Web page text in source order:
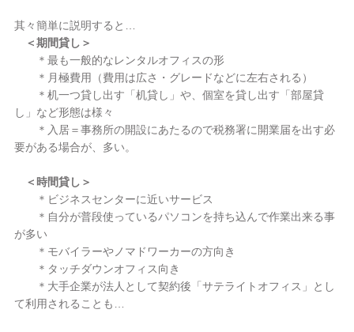
其々簡単に説明すると…
＜期間貸し＞
＊最も一般的なレンタルオフィスの形
＊月極費用（費用は広さ・グレードなどに左右される）
＊机一つ貸し出す「机貸し」や、個室を貸し出す「部屋貸
し」など形態は様々
＊入居＝事務所の開設にあたるので税務署に開業届を出す必
要がある場合が、多い。
＜時間貸し＞
＊ビジネスセンターに近いサービス
＊自分が普段使っているパソコンを持ち込んで作業出来る事
が多い
＊モバイラーやノマドワーカーの方向き
＊タッチダウンオフィス向き
＊大手企業が法人として契約後「サテライトオフィス」とし
て利用されることも…